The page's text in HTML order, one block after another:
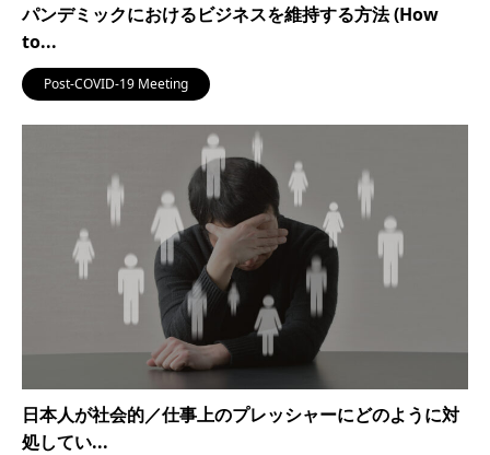
パンデミックにおけるビジネスを維持する方法 (How
to...
Post-COVID-19 Meeting
日本人が社会的／仕事上のプレッシャーにどのように対
処してい...